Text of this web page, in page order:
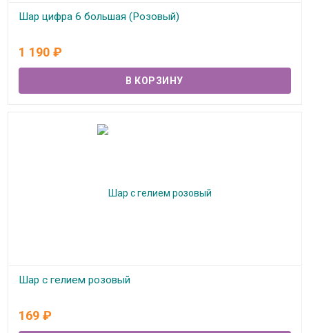
Шар цифра 6 большая (Розовый)
1 190 ₽
Шар с гелием розовый
169 ₽